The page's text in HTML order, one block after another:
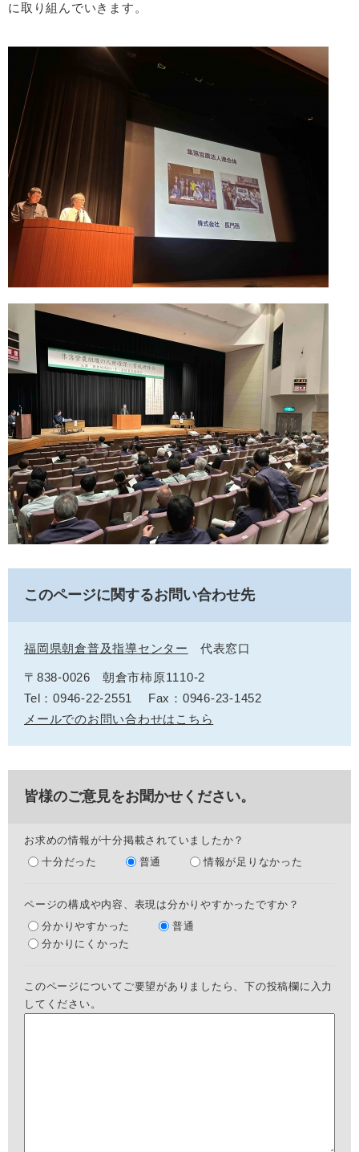
に取り組んでいきます。
このページに関するお問い合わせ先
福岡県朝倉普及指導センター 代表窓口
〒838-0026
朝倉市柿原1110-2
Tel：0946-22-2551
Fax：0946-23-1452
メールでのお問い合わせはこちら
皆様のご意見をお聞かせください。
お求めの情報が十分掲載されていましたか？
十分だった
普通 情報が足りなかった
ページの構成や内容、表現は分かりやすかったですか？
分かりやすかった
普通
分かりにくかった
このページについてご要望がありましたら、下の投稿欄に入力
してください。